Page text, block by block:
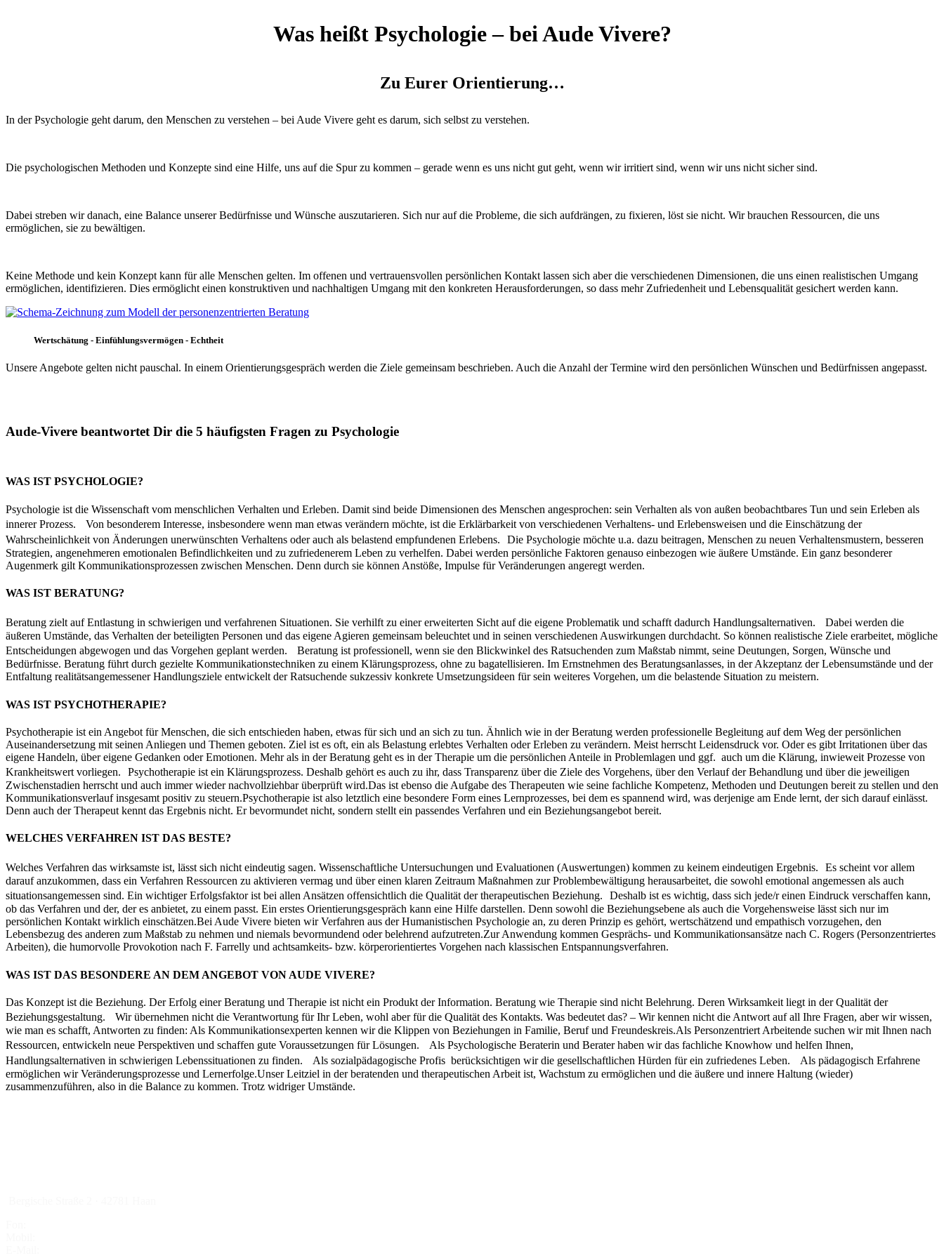
Was heißt Psychologie – bei Aude Vivere?
Zu Eurer Orientierung…
In der Psychologie geht darum, den Menschen zu verstehen – bei Aude Vivere geht es darum, sich selbst zu verstehen.
Die psychologischen Methoden und Konzepte sind eine Hilfe, uns auf die Spur zu kommen – gerade wenn es uns nicht gut geht, wenn wir irritiert sind, wenn wir uns nicht sicher sind.
Dabei streben wir danach, eine Balance unserer Bedürfnisse und Wünsche auszutarieren. Sich nur auf die Probleme, die sich aufdrängen, zu fixieren, löst sie nicht. Wir brauchen Ressourcen, die uns
ermöglichen, sie zu bewältigen.
Keine Methode und kein Konzept kann für alle Menschen gelten. Im offenen und vertrauensvollen persönlichen Kontakt lassen sich aber die verschiedenen Dimensionen, die uns einen realistischen Umgang
ermöglichen, identifizieren. Dies ermöglicht einen konstruktiven und nachhaltigen Umgang mit den konkreten Herausforderungen, so dass mehr Zufriedenheit und Lebensqualität gesichert werden kann.
Wertschätung - Einfühlungsvermögen - Echtheit
Unsere Angebote gelten nicht pauschal. In einem Orientierungsgespräch werden die Ziele gemeinsam beschrieben. Auch die Anzahl der Termine wird den persönlichen Wünschen und Bedürfnissen angepasst.
Aude-Vivere beantwortet Dir die 5 häufigsten Fragen zu Psychologie
WAS IST PSYCHOLOGIE?
Psychologie ist die Wissenschaft vom menschlichen Verhalten und Erleben. Damit sind beide Dimensionen des Menschen angesprochen: sein Verhalten als von außen beobachtbares Tun und sein Erleben als
innerer Prozess. Von besonderem Interesse, insbesondere wenn man etwas verändern möchte, ist die Erklärbarkeit von verschiedenen Verhaltens- und Erlebensweisen und die Einschätzung der
Wahrscheinlichkeit von Änderungen unerwünschten Verhaltens oder auch als belastend empfundenen Erlebens. Die Psychologie möchte u.a. dazu beitragen, Menschen zu neuen Verhaltensmustern, besseren
Strategien, angenehmeren emotionalen Befindlichkeiten und zu zufriedenerem Leben zu verhelfen. Dabei werden persönliche Faktoren genauso einbezogen wie äußere Umstände. Ein ganz besonderer
Augenmerk gilt Kommunikationsprozessen zwischen Menschen. Denn durch sie können Anstöße, Impulse für Veränderungen angeregt werden.
WAS IST BERATUNG?
Beratung zielt auf Entlastung in schwierigen und verfahrenen Situationen. Sie verhilft zu einer erweiterten Sicht auf die eigene Problematik und schafft dadurch Handlungsalternativen. Dabei werden die
äußeren Umstände, das Verhalten der beteiligten Personen und das eigene Agieren gemeinsam beleuchtet und in seinen verschiedenen Auswirkungen durchdacht. So können realistische Ziele erarbeitet, mögliche
Entscheidungen abgewogen und das Vorgehen geplant werden. Beratung ist professionell, wenn sie den Blickwinkel des Ratsuchenden zum Maßstab nimmt, seine Deutungen, Sorgen, Wünsche und
Bedürfnisse. Beratung führt durch gezielte Kommunikationstechniken zu einem Klärungsprozess, ohne zu bagatellisieren. Im Ernstnehmen des Beratungsanlasses, in der Akzeptanz der Lebensumstände und der
Entfaltung realitätsangemessener Handlungsziele entwickelt der Ratsuchende sukzessiv konkrete Umsetzungsideen für sein weiteres Vorgehen, um die belastende Situation zu meistern.
WAS IST PSYCHOTHERAPIE?
Psychotherapie ist ein Angebot für Menschen, die sich entschieden haben, etwas für sich und an sich zu tun. Ähnlich wie in der Beratung werden professionelle Begleitung auf dem Weg der persönlichen
Auseinandersetzung mit seinen Anliegen und Themen geboten. Ziel ist es oft, ein als Belastung erlebtes Verhalten oder Erleben zu verändern. Meist herrscht Leidensdruck vor. Oder es gibt Irritationen über das
eigene Handeln, über eigene Gedanken oder Emotionen. Mehr als in der Beratung geht es in der Therapie um die persönlichen Anteile in Problemlagen und ggf. auch um die Klärung, inwieweit Prozesse von
Krankheitswert vorliegen. Psychotherapie ist ein Klärungsprozess. Deshalb gehört es auch zu ihr, dass Transparenz über die Ziele des Vorgehens, über den Verlauf der Behandlung und über die jeweiligen
Zwischenstadien herrscht und auch immer wieder nachvollziehbar überprüft wird.Das ist ebenso die Aufgabe des Therapeuten wie seine fachliche Kompetenz, Methoden und Deutungen bereit zu stellen und den
Kommunikationsverlauf insgesamt positiv zu steuern.Psychotherapie ist also letztlich eine besondere Form eines Lernprozesses, bei dem es spannend wird, was derjenige am Ende lernt, der sich darauf einlässt.
Denn auch der Therapeut kennt das Ergebnis nicht. Er bevormundet nicht, sondern stellt ein passendes Verfahren und ein Beziehungsangebot bereit.
WELCHES VERFAHREN IST DAS BESTE?
Welches Verfahren das wirksamste ist, lässt sich nicht eindeutig sagen. Wissenschaftliche Untersuchungen und Evaluationen (Auswertungen) kommen zu keinem eindeutigen Ergebnis. Es scheint vor allem
darauf anzukommen, dass ein Verfahren Ressourcen zu aktivieren vermag und über einen klaren Zeitraum Maßnahmen zur Problembewältigung herausarbeitet, die sowohl emotional angemessen als auch
situationsangemessen sind. Ein wichtiger Erfolgsfaktor ist bei allen Ansätzen offensichtlich die Qualität der therapeutischen Beziehung. Deshalb ist es wichtig, dass sich jede/r einen Eindruck verschaffen kann,
ob das Verfahren und der, der es anbietet, zu einem passt. Ein erstes Orientierungsgespräch kann eine Hilfe darstellen. Denn sowohl die Beziehungsebene als auch die Vorgehensweise lässt sich nur im
persönlichen Kontakt wirklich einschätzen.Bei Aude Vivere bieten wir Verfahren aus der Humanistischen Psychologie an, zu deren Prinzip es gehört, wertschätzend und empathisch vorzugehen, den
Lebensbezug des anderen zum Maßstab zu nehmen und niemals bevormundend oder belehrend aufzutreten.Zur Anwendung kommen Gesprächs- und Kommunikationsansätze nach C. Rogers (Personzentriertes
Arbeiten), die humorvolle Provokotion nach F. Farrelly und achtsamkeits- bzw. körperorientiertes Vorgehen nach klassischen Entspannungsverfahren.
WAS IST DAS BESONDERE AN DEM ANGEBOT VON AUDE VIVERE?
Das Konzept ist die Beziehung. Der Erfolg einer Beratung und Therapie ist nicht ein Produkt der Information. Beratung wie Therapie sind nicht Belehrung. Deren Wirksamkeit liegt in der Qualität der
Beziehungsgestaltung. Wir übernehmen nicht die Verantwortung für Ihr Leben, wohl aber für die Qualität des Kontakts. Was bedeutet das? – Wir kennen nicht die Antwort auf all Ihre Fragen, aber wir wissen,
wie man es schafft, Antworten zu finden: Als Kommunikationsexperten kennen wir die Klippen von Beziehungen in Familie, Beruf und Freundeskreis.Als Personzentriert Arbeitende suchen wir mit Ihnen nach
Ressourcen, entwickeln neue Perspektiven und schaffen gute Voraussetzungen für Lösungen. Als Psychologische Beraterin und Berater haben wir das fachliche Knowhow und helfen Ihnen,
Handlungsalternativen in schwierigen Lebenssituationen zu finden. Als sozialpädagogische Profis berücksichtigen wir die gesellschaftlichen Hürden für ein zufriedenes Leben. Als pädagogisch Erfahrene
ermöglichen wir Veränderungsprozesse und Lernerfolge.Unser Leitziel in der beratenden und therapeutischen Arbeit ist, Wachstum zu ermöglichen und die äußere und innere Haltung (wieder)
zusammenzuführen, also in die Balance zu kommen. Trotz widriger Umstände.